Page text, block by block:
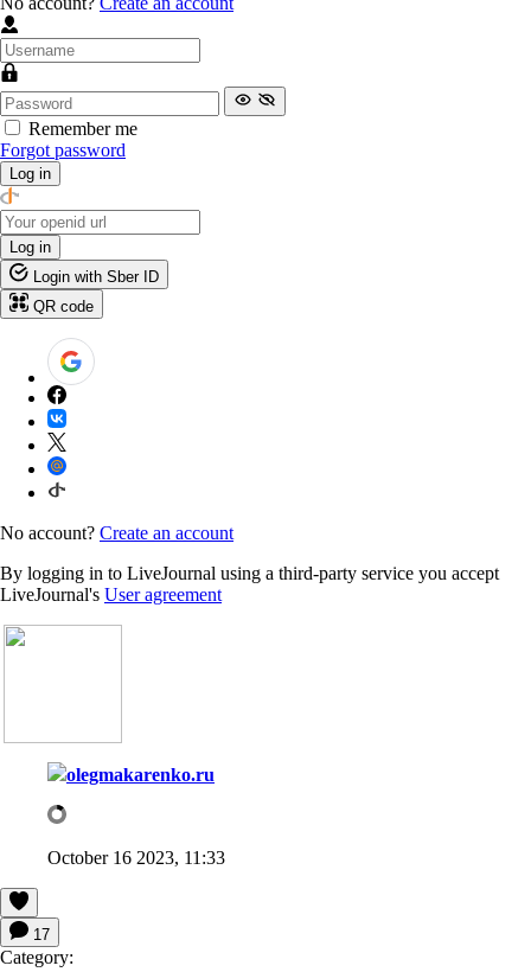
Remember me
Forgot password
Log in
Log in
Login with Sber ID
QR code
No account? Create an account
By logging in to LiveJournal using a third-party service you accept
LiveJournal's User agreement
olegmakarenko.ru
October 16 2023, 11:33
17
Category: